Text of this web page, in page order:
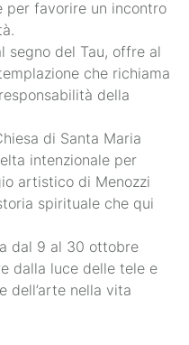
per favorire un incontro
segno del Tau, offre al
che richiama
della
di Santa Maria
intenzionale per
artistico di Menozzi
spirituale che qui
dal 9 al 30 ottobre
dalla luce delle tele e
dell’arte nella vita